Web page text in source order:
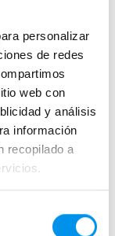
personalizar
de redes
web con
y análisis
información
recopilado a
Aperçu rapide
fixe
Fresh Salomon